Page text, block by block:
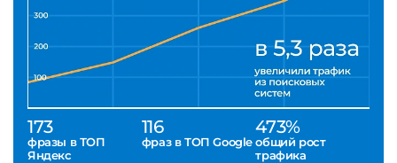
173
фразы в ТОП
Яндекс
116
фраз в ТОП Google
473%
общий рост
трафика